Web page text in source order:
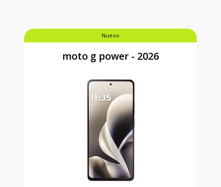
Nuevo
moto g power - 2026